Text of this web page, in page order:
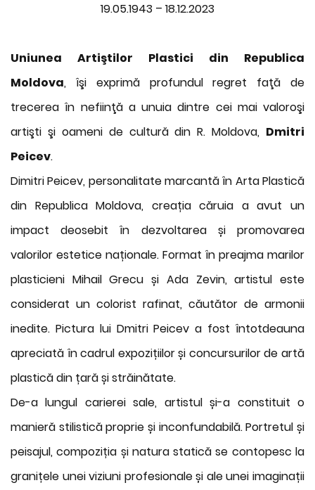
19.05.1943 – 18.12.2023
Uniunea Artiştilor Plastici din Republica
Moldova, îşi exprimă profundul regret faţă de
trecerea în nefiinţă a unuia dintre cei mai valoroşi
artişti şi oameni de cultură din R. Moldova, Dmitri
Peicev.
Dimitri Peicev, personalitate marcantă în Arta Plastică
din Republica Moldova, creația căruia a avut un
impact deosebit în dezvoltarea și promovarea
valorilor estetice naționale. Format în preajma marilor
plasticieni Mihail Grecu și Ada Zevin, artistul este
considerat un colorist rafinat, căutător de armonii
inedite. Pictura lui Dmitri Peicev a fost întotdeauna
apreciată în cadrul expozițiilor și concursurilor de artă
plastică din țară și străinătate.
De-a lungul carierei sale, artistul și-a constituit o
manieră stilistică proprie și inconfundabilă. Portretul și
peisajul, compoziția și natura statică se contopesc la
granițele unei viziuni profesionale și ale unei imaginații